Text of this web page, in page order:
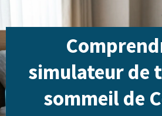
simulateur de
sommeil de